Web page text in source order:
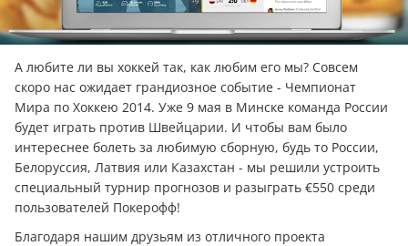
А любите ли вы хоккей так, как любим его мы? Совсем
скоро нас ожидает грандиозное событие - Чемпионат
Мира по Хоккею 2014. Уже 9 мая в Минске команда России
будет играть против Швейцарии. И чтобы вам было
интереснее болеть за любимую сборную, будь то России,
Белоруссия, Латвия или Казахстан - мы решили устроить
специальный турнир прогнозов и разыграть €550 среди
пользователей Покерофф!
Благодаря нашим друзьям из отличного проекта